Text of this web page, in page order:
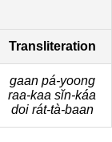
Transliteration
gaan pá-yoong
raa-kaa sǐn-káa
doi rát-tà-baan